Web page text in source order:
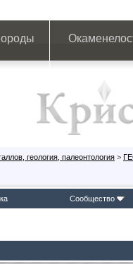
геология, палеонтология >
Сообщество